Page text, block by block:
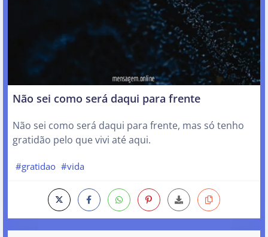
Não sei como será daqui para frente
Não sei como será daqui para frente, mas só tenho
gratidão pelo que vivi até aqui.
#gratidao #vida